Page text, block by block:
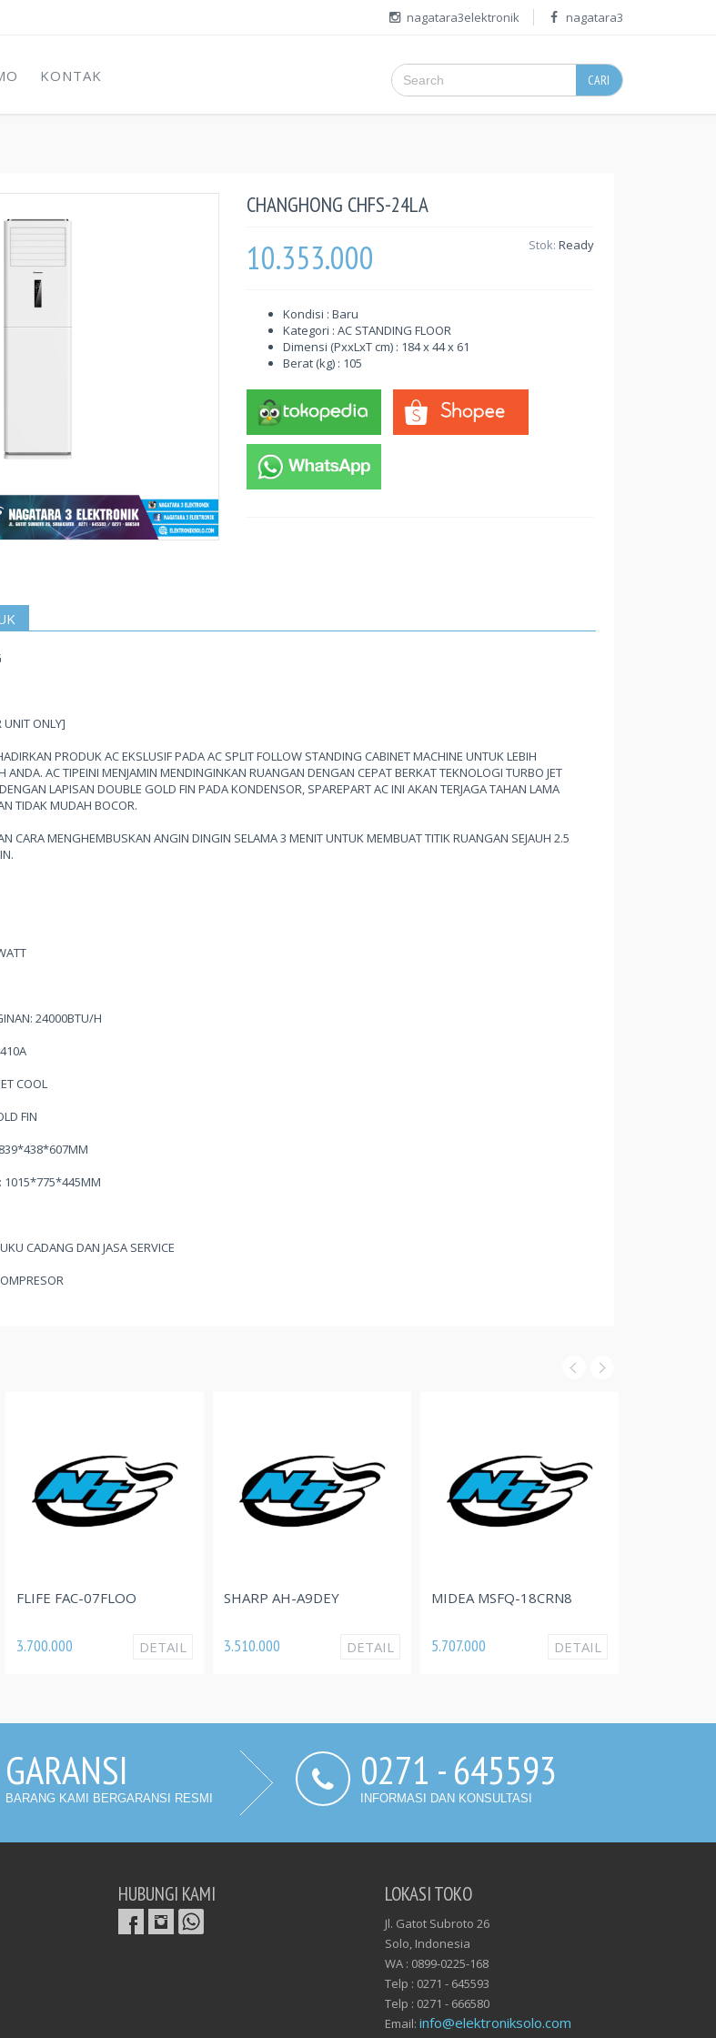
nagatara3elektronik nagatara3
KONTAK CARI
CHANGHONG CHFS-24LA
10.353.000 Stok: Ready
Kondisi : Baru
Kategori : AC STANDING FLOOR
Dimensi (PxxLxT cm) : 184 x 44 x 61
Berat (kg) : 105
ONLY]
PRODUK AC EKSLUSIF PADA AC SPLIT FOLLOW STANDING CABINET MACHINE UNTUK LEBIH
ANDA. AC TIPEINI MENJAMIN MENDINGINKAN RUANGAN DENGAN CEPAT BERKAT TEKNOLOGI TURBO JET
LAPISAN DOUBLE GOLD FIN PADA KONDENSOR, SPAREPART AC INI AKAN TERJAGA TAHAN LAMA
TIDAK MUDAH BOCOR.
CARA MENGHEMBUSKAN ANGIN DINGIN SELAMA 3 MENIT UNTUK MEMBUAT TITIK RUANGAN SEJAUH 2.5
24000BTU/H
COOL
FIN
1015*775*445MM
CADANG DAN JASA SERVICE
07FLOO SHARP AH-A9DEY
3.510.000
MIDEA MSFQ-18CRN8
5.707.000 23.150.000
GARANSI
BARANG KAMI BERGARANSI RESMI
0271 - 645593
INFORMASI DAN KONSULTASI
HUBUNGI KAMI LOKASI TOKO
Jl. Gatot Subroto 26
Solo, Indonesia
WA : 0899-0225-168
Telp : 0271 - 645593
Telp : 0271 - 666580
Email: info@elektroniksolo.com